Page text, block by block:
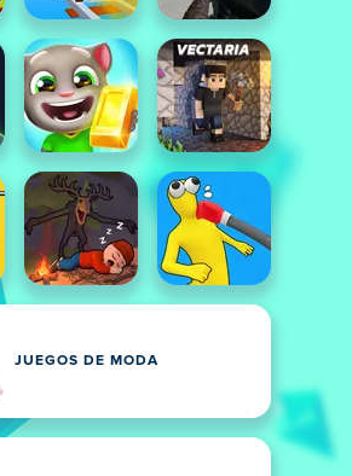
JUEGOS DE MODA